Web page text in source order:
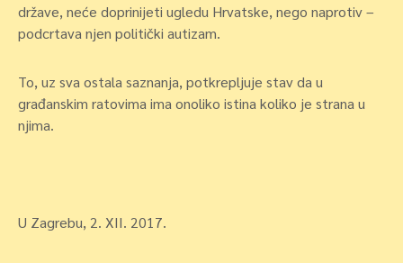
države, neće doprinijeti ugledu Hrvatske, nego naprotiv –
podcrtava njen politički autizam.
To, uz sva ostala saznanja, potkrepljuje stav da u
građanskim ratovima ima onoliko istina koliko je strana u
njima.
U Zagrebu, 2. XII. 2017.